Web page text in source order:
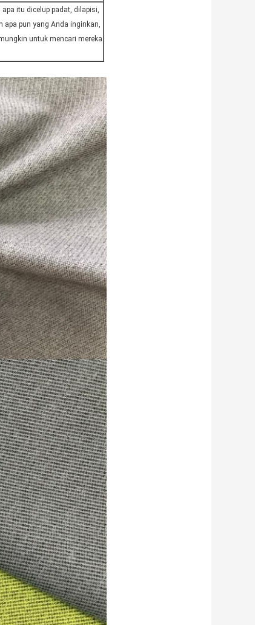
itu dicelup padat, dilapisi,
apa pun yang Anda inginkan,
untuk mencari mereka